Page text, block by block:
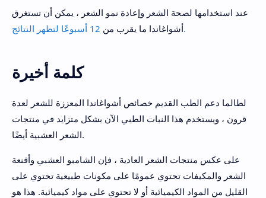
عند استخدامها لصحة الشعر وإعادة نمو الشعر ، يمكن أن تستغرق
أشواغاندا ما يقرب من12 أسبوعًا لتظهر النتائج.
كلمة أخيرة
لطالما دعم الطب القديم خصائص أشواغاندا المعززة للشعر لعدة
قرون ، ويستخدم هذا النبات الطبي الآن بشكل متزايد في منتجات
الشعر العشبية أيضًا.
على عكس منتجات الشعر العادية ، فإن الشامبو العشبي وأقنعة
الشعر والمكيفات تحتوي عمومًا على مكونات طبيعية تحتوي على
القليل من المواد الكيميائية أو لا تحتوي على مواد كيميائية. هذا هو